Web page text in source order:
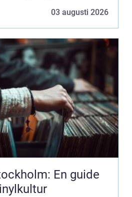
03 augusti 2026
En guide